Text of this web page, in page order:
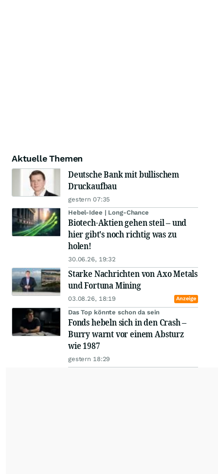
Aktuelle Themen
Deutsche Bank mit bullischem
Druckaufbau
gestern 07:35
Hebel-Idee | Long-Chance
Biotech-Aktien gehen steil – und
hier gibt's noch richtig was zu
holen!
30.06.26, 19:32
Starke Nachrichten von Axo Metals
und Fortuna Mining
03.08.26, 18:19 Anzeige
Das Top könnte schon da sein
Fonds hebeln sich in den Crash –
Burry warnt vor einem Absturz
wie 1987
gestern 18:29